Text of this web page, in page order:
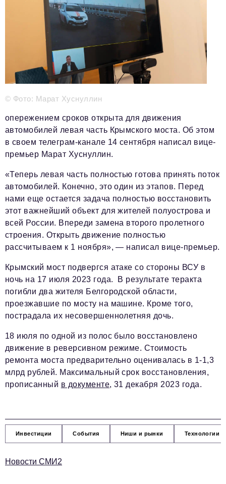
Телефон редакции:+7 495 727-01-67
Электронные почты редакции:
Информационный отдел
info@business-magazine.online
Отдел рекламы
Отдел распространения/редакционная подписка
Отдел по работе с партнерами
partner@business-magazine.online
© Фото: Марат Хуснуллин
опережением сроков открыта для движения
автомобилей левая часть Крымского моста. Об этом
в своем телеграм-канале 14 сентября написал вице-
премьер Марат Хуснуллин.
«Теперь левая часть полностью готова принять поток
автомобилей. Конечно, это один из этапов. Перед
нами еще остается задача полностью восстановить
этот важнейший объект для жителей полуострова и
всей России. Впереди замена второго пролетного
строения. Открыть движение полностью
рассчитываем к 1 ноября», — написал вице-премьер.
Крымский мост подвергся атаке со стороны ВСУ в
ночь на 17 июля 2023 года. В результате теракта
погибли два жителя Белгородской области,
проезжавшие по мосту на машине. Кроме того,
пострадала их несовершеннолетняя дочь.
18 июля по одной из полос было восстановлено
движение в реверсивном режиме. Стоимость
ремонта моста предварительно оценивалась в 1-1,3
млрд рублей. Максимальный срок восстановления,
прописанный в документе, 31 декабря 2023 года.
Инвестиции События Ниши и рынки Технологии
Новости СМИ2